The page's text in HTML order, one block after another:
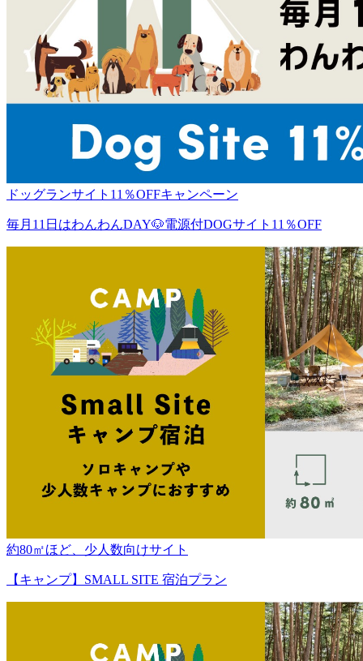
ドッグランサイト11％OFFキャンペーン
毎月11日はわんわんDAY🐶電源付DOGサイト11％OFF
約80㎡ほど、少人数向けサイト
【キャンプ】SMALL SITE 宿泊プラン